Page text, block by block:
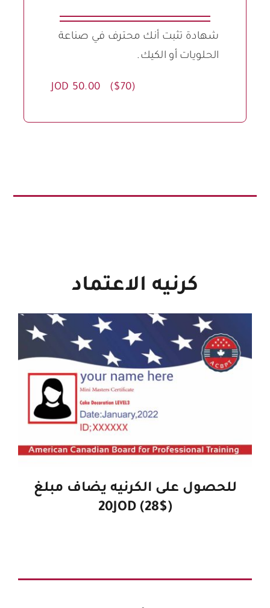
شهادة تثبت أنك محترف في صناعة
الحلويات أو الكيك.
JOD 50.00 ($70)
كرنيه الاعتماد
للحصول على الكرنيه يضاف مبلغ
20JOD (28$)